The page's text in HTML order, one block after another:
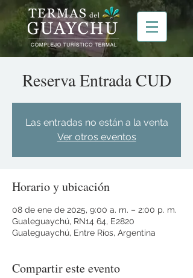
Reserva Entrada CUD
Las entradas no están a la venta
Ver otros eventos
Horario y ubicación
08 de ene de 2025, 9:00 a. m. – 2:00 p. m.
Gualeguaychú, RN14 64, E2820
Gualeguaychú, Entre Ríos, Argentina
Compartir este evento